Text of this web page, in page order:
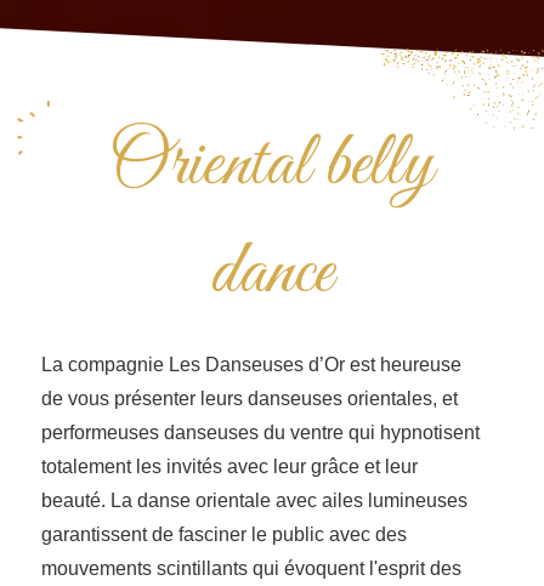
Oriental belly
dance
La compagnie Les Danseuses d’Or est heureuse
de vous présenter leurs danseuses orientales, et
performeuses danseuses du ventre qui hypnotisent
totalement les invités avec leur grâce et leur
beauté. La danse orientale avec ailes lumineuses
garantissent de fasciner le public avec des
mouvements scintillants qui évoquent l'esprit des